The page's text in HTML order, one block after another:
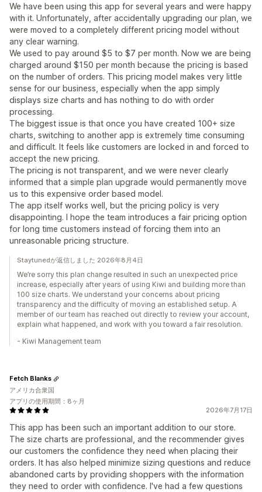
We have been using this app for several years and were happy
with it. Unfortunately, after accidentally upgrading our plan, we
were moved to a completely different pricing model without
any clear warning.
We used to pay around $5 to $7 per month. Now we are being
charged around $150 per month because the pricing is based
on the number of orders. This pricing model makes very little
sense for our business, especially when the app simply
displays size charts and has nothing to do with order
processing.
The biggest issue is that once you have created 100+ size
charts, switching to another app is extremely time consuming
and difficult. It feels like customers are locked in and forced to
accept the new pricing.
The pricing is not transparent, and we were never clearly
informed that a simple plan upgrade would permanently move
us to this expensive order based model.
The app itself works well, but the pricing policy is very
disappointing. I hope the team introduces a fair pricing option
for long time customers instead of forcing them into an
unreasonable pricing structure.
Staytunedが返信しました 2026年8月4日
We’re sorry this plan change resulted in such an unexpected price
increase, especially after years of using Kiwi and building more than
100 size charts. We understand your concerns about pricing
transparency and the difficulty of moving an established setup. A
member of our team has reached out directly to review your account,
explain what happened, and work with you toward a fair resolution.
- Kiwi Management team
2026年7月17日
This app has been such an important addition to our store.
The size charts are professional, and the recommender gives
our customers the confidence they need when placing their
orders. It has also helped minimize sizing questions and reduce
abandoned carts by providing shoppers with the information
they need to order with confidence. I've had a few questions
Fetch Blanks
アメリカ合衆国
アプリの使用期間：8ヶ月